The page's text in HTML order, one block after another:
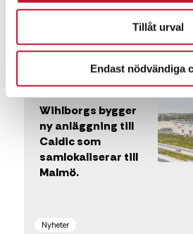
Tillåt urval
Endast nödvändiga
Nyheter
Wihlborgs bygger
ny anläggning till
Caldic som
samlokaliserar till
Malmö.
Nyheter